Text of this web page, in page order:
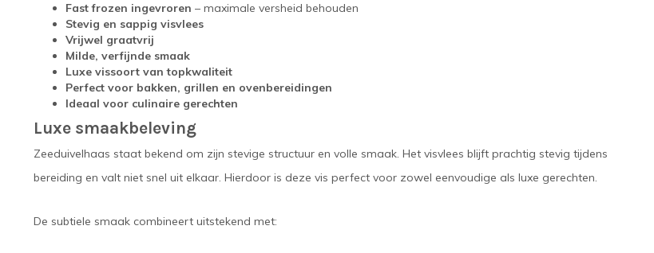
Fast frozen ingevroren – maximale versheid behouden
Stevig en sappig visvlees
Vrijwel graatvrij
Milde, verfijnde smaak
Luxe vissoort van topkwaliteit
Perfect voor bakken, grillen en ovenbereidingen
Ideaal voor culinaire gerechten
Luxe smaakbeleving
Zeeduivelhaas staat bekend om zijn stevige structuur en volle smaak. Het visvlees blijft prachtig stevig tijdens
bereiding en valt niet snel uit elkaar. Hierdoor is deze vis perfect voor zowel eenvoudige als luxe gerechten.
De subtiele smaak combineert uitstekend met: